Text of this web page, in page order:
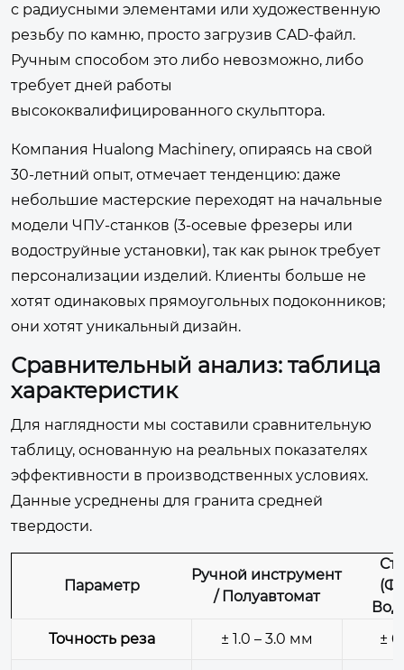
с радиусными элементами или художественную
резьбу по камню, просто загрузив CAD-файл.
Ручным способом это либо невозможно, либо
требует дней работы
высококвалифицированного скульптора.
Компания Hualong Machinery, опираясь на свой
30-летний опыт, отмечает тенденцию: даже
небольшие мастерские переходят на начальные
модели ЧПУ-станков (3-осевые фрезеры или
водоструйные установки), так как рынок требует
персонализации изделий. Клиенты больше не
хотят одинаковых прямоугольных подоконников;
они хотят уникальный дизайн.
Сравнительный анализ: таблица
характеристик
Для наглядности мы составили сравнительную
таблицу, основанную на реальных показателях
эффективности в производственных условиях.
Данные усреднены для гранита средней
твердости.
Параметр
Ручной инструмент
/ Полуавтомат
Точность реза
± 1.0 – 3.0 мм ±